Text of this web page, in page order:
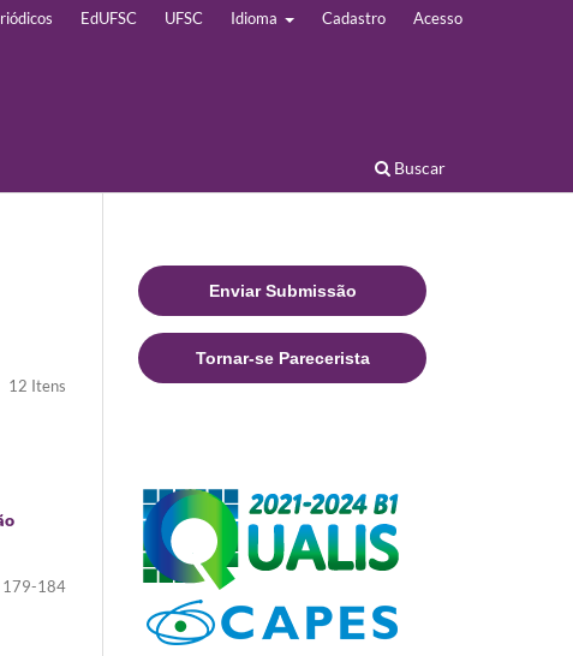
Buscar
EdUFSC UFSC Idioma Cadastro Acesso
12 Itens
179-184
Enviar Submissão
Tornar-se Parecerista